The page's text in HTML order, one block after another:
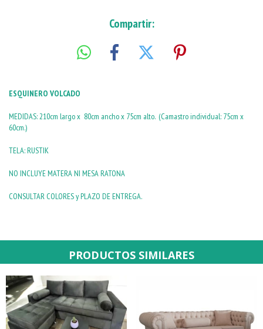
Compartir:
ESQUINERO VOLCADO
MEDIDAS: 210cm largo x 80cm ancho x 75cm alto. (Camastro individual: 75cm x
60cm.)
TELA: RUSTIK
NO INCLUYE MATERA NI MESA RATONA
CONSULTAR COLORES y PLAZO DE ENTREGA.
PRODUCTOS SIMILARES